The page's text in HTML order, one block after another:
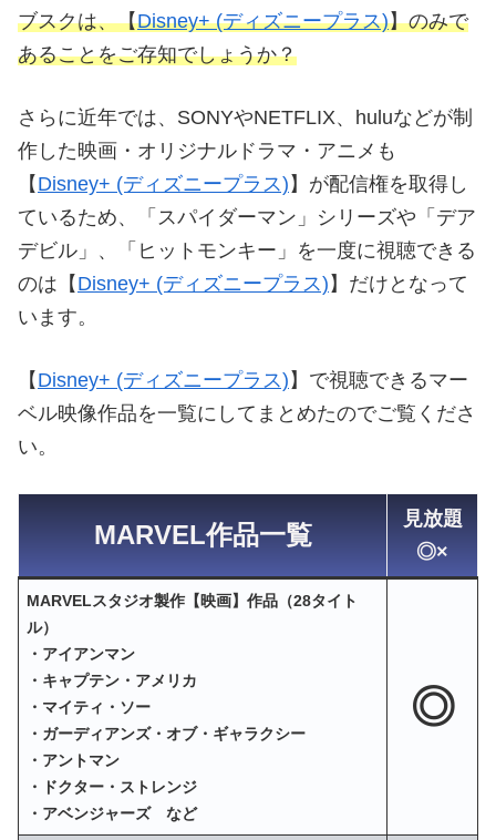
ブスクは、【Disney+ (ディズニープラス)】のみで
あることをご存知でしょうか？
さらに近年では、SONYやNETFLIX、huluなどが制
作した映画・オリジナルドラマ・アニメも
【 Disney+ (ディズニープラス) 】が配信権を取得し
ているため、「スパイダーマン」シリーズや「デア
デビル」、「ヒットモンキー」を一度に視聴できる
のは【 Disney+ (ディズニープラス) 】だけとなって
います。
【 Disney+ (ディズニープラス) 】で視聴できるマー
ベル映像作品を一覧にしてまとめたのでご覧くださ
い。
MARVEL作品一覧
見放題
◎×
MARVELスタジオ製作【映画】作品（28タイト
ル）
・アイアンマン
・キャプテン・アメリカ
・マイティ・ソー
・ガーディアンズ・オブ・ギャラクシー
・アントマン
・ドクター・ストレンジ
・アベンジャーズ など
◎